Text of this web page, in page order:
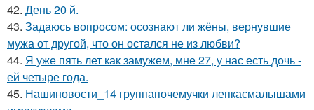
42. День 20 й.
43. Задаюсь вопросом: осознают ли жёны, вернувшие
мужа от другой, что он остался не из любви?
44. Я уже пять лет как замужем, мне 27, у нас есть дочь -
ей четыре года.
45. Нашиновости_14 группапочемучки лепкасмалышами